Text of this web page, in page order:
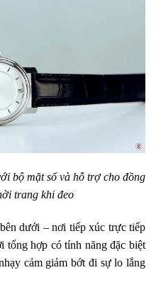
bộ mặt số và hỗ trợ cho đồng
trang khi đeo
dưới – nơi tiếp xúc trực tiếp
tổng hợp có tính năng đặc biệt
cảm giảm bớt đi sự lo lắng